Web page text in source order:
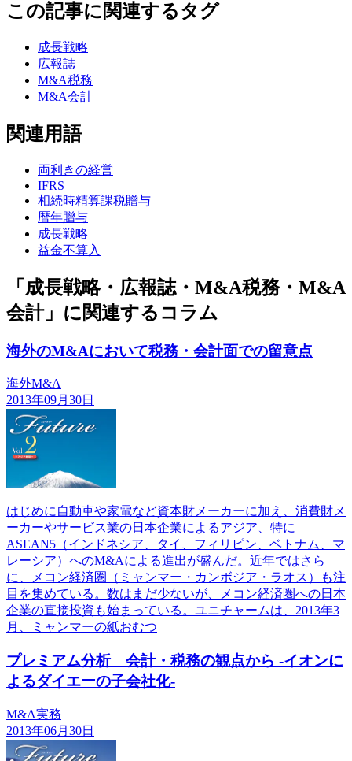
この記事に関連するタグ
成長戦略
広報誌
M&A税務
M&A会計
関連用語
両利きの経営
IFRS
相続時精算課税贈与
暦年贈与
成長戦略
益金不算入
「成長戦略・広報誌・M&A税務・M&A
会計」に関連するコラム
海外のM&Aにおいて税務・会計面での留意点
海外M&A
2013年09月30日
はじめに自動車や家電など資本財メーカーに加え、消費財メ
ーカーやサービス業の日本企業によるアジア、特に
ASEAN5（インドネシア、タイ、フィリピン、ベトナム、マ
レーシア）へのM&Aによる進出が盛んだ。近年ではさら
に、メコン経済圏（ミャンマー・カンボジア・ラオス）も注
目を集めている。数はまだ少ないが、メコン経済圏への日本
企業の直接投資も始まっている。ユニチャームは、2013年3
月、ミャンマーの紙おむつ
プレミアム分析 会計・税務の観点から -イオンに
よるダイエーの子会社化-
M&A実務
2013年06月30日